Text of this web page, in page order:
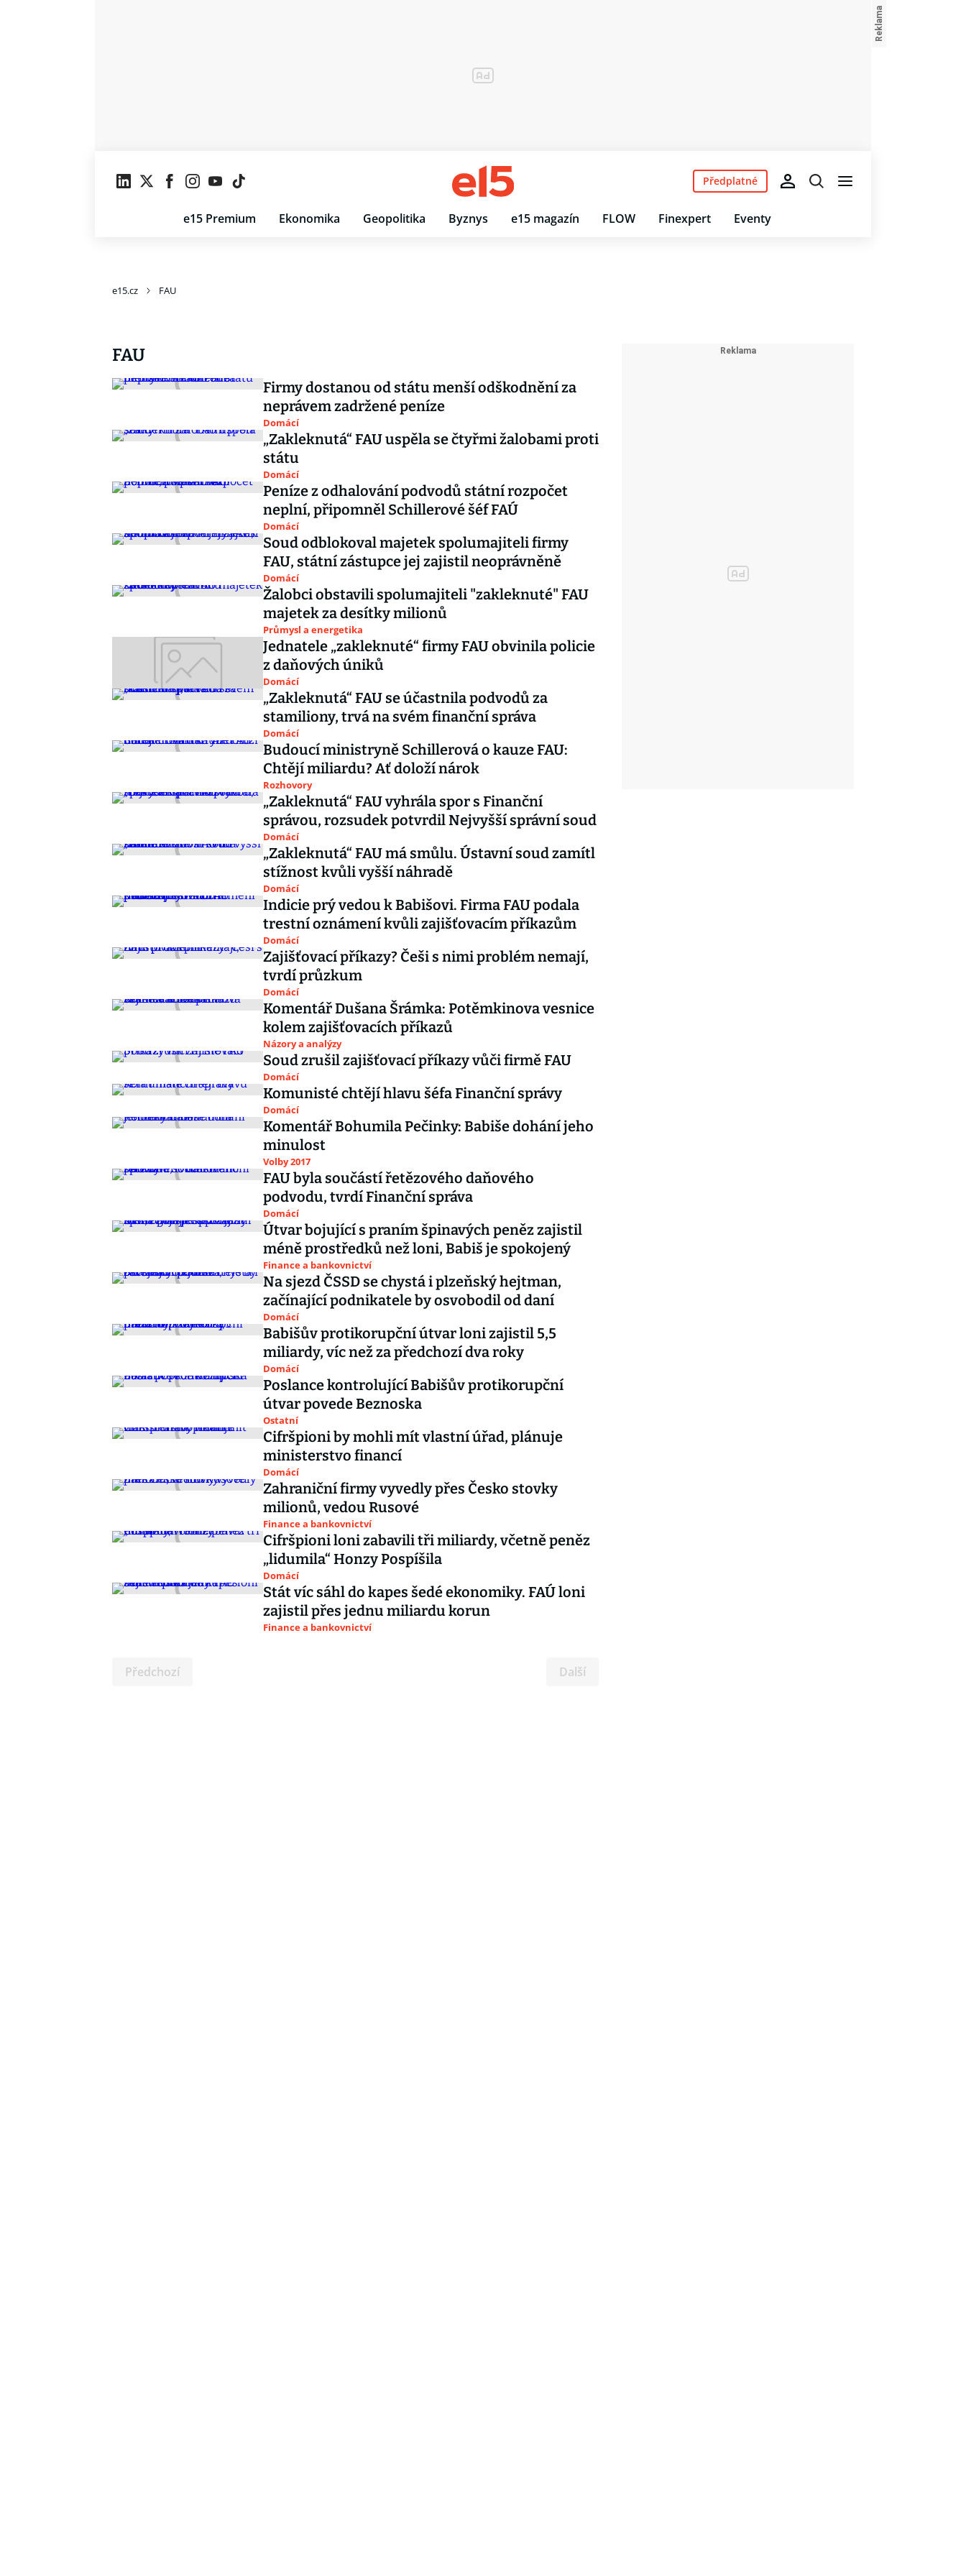
e15 Premium Ekonomika Geopolitika Byznys e15 magazín FLOW Finexpert Eventy
Předplatné
e15.cz FAU
FAU
Firmy dostanou od státu menší odškodnění za
neprávem zadržené peníze
Domácí
„Zakleknutá“ FAU uspěla se čtyřmi žalobami proti
státu
Domácí
Peníze z odhalování podvodů státní rozpočet
neplní, připomněl Schillerové šéf FAÚ
Domácí
Soud odblokoval majetek spolumajiteli firmy
FAU, státní zástupce jej zajistil neoprávněně
Domácí
Žalobci obstavili spolumajiteli "zakleknuté" FAU
majetek za desítky milionů
Průmysl a energetika
Jednatele „zakleknuté“ firmy FAU obvinila policie
z daňových úniků
Domácí
„Zakleknutá“ FAU se účastnila podvodů za
stamiliony, trvá na svém finanční správa
Domácí
Budoucí ministryně Schillerová o kauze FAU:
Chtějí miliardu? Ať doloží nárok
Rozhovory
„Zakleknutá“ FAU vyhrála spor s Finanční
správou, rozsudek potvrdil Nejvyšší správní soud
Domácí
„Zakleknutá“ FAU má smůlu. Ústavní soud zamítl
stížnost kvůli vyšší náhradě
Domácí
Indicie prý vedou k Babišovi. Firma FAU podala
trestní oznámení kvůli zajišťovacím příkazům
Domácí
Zajišťovací příkazy? Češi s nimi problém nemají,
tvrdí průzkum
Domácí
Komentář Dušana Šrámka: Potěmkinova vesnice
kolem zajišťovacích příkazů
Názory a analýzy
Soud zrušil zajišťovací příkazy vůči firmě FAU
Domácí
Komunisté chtějí hlavu šéfa Finanční správy
Domácí
Komentář Bohumila Pečinky: Babiše dohání jeho
minulost
Volby 2017
FAU byla součástí řetězového daňového
podvodu, tvrdí Finanční správa
Domácí
Útvar bojující s praním špinavých peněz zajistil
méně prostředků než loni, Babiš je spokojený
Finance a bankovnictví
Na sjezd ČSSD se chystá i plzeňský hejtman,
začínající podnikatele by osvobodil od daní
Domácí
Babišův protikorupční útvar loni zajistil 5,5
miliardy, víc než za předchozí dva roky
Domácí
Poslance kontrolující Babišův protikorupční
útvar povede Beznoska
Ostatní
Cifršpioni by mohli mít vlastní úřad, plánuje
ministerstvo financí
Domácí
Zahraniční firmy vyvedly přes Česko stovky
milionů, vedou Rusové
Finance a bankovnictví
Cifršpioni loni zabavili tři miliardy, včetně peněz
„lidumila“ Honzy Pospíšila
Domácí
Stát víc sáhl do kapes šedé ekonomiky. FAÚ loni
zajistil přes jednu miliardu korun
Finance a bankovnictví
Předchozí Další